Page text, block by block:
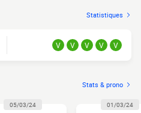
Statistiques
V V V V V
Stats & prono
05/03/24 01/03/24